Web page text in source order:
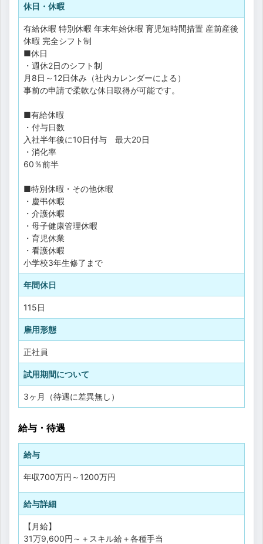
休日・休暇
有給休暇 特別休暇 年末年始休暇 育児短時間措置 産前産後
休暇 完全シフト制
■休日
・週休2日のシフト制
月8日～12日休み（社内カレンダーによる）
事前の申請で柔軟な休日取得が可能です。
■有給休暇
・付与日数
入社半年後に10日付与 最大20日
・消化率
60％前半
■特別休暇・その他休暇
・慶弔休暇
・介護休暇
・母子健康管理休暇
・育児休業
・看護休暇
小学校3年生修了まで
年間休日
115日
雇用形態
正社員
試用期間について
3ヶ月（待遇に差異無し）
給与・待遇
給与
年収700万円 ～ 1200万円
給与詳細
【月給】
31万9,600円～＋スキル給＋各種手当